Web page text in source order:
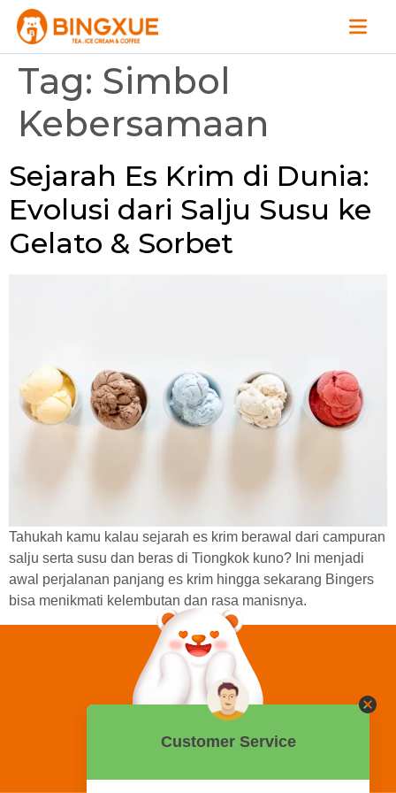
Tag: Simbol
Kebersamaan
Sejarah Es Krim di Dunia:
Evolusi dari Salju Susu ke
Gelato & Sorbet
Tahukah kamu kalau sejarah es krim berawal dari campuran
salju serta susu dan beras di Tiongkok kuno? Ini menjadi
awal perjalanan panjang es krim hingga sekarang Bingers
bisa menikmati kelembutan dan rasa manisnya.
0858 2015 9999